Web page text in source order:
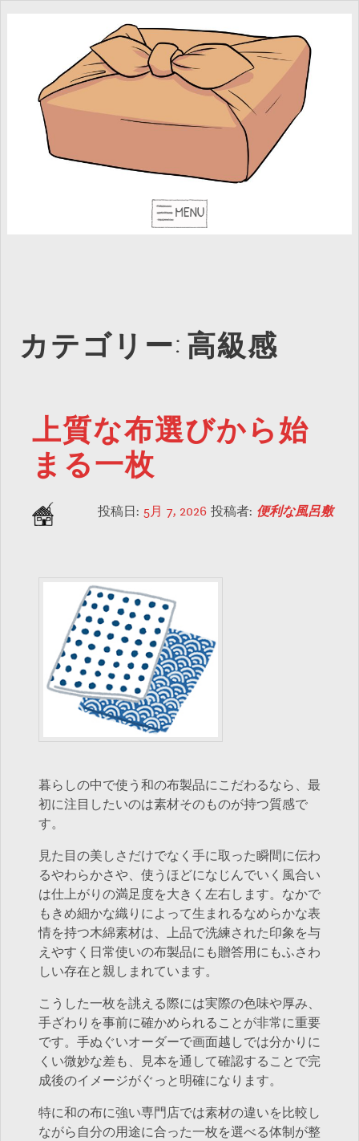
カテゴリー: 高級感
上質な布選びから始
まる一枚
投稿日: 5月 7, 2026 投稿者: 便利な風呂敷
暮らしの中で使う和の布製品にこだわるなら、最
初に注目したいのは素材そのものが持つ質感で
す。
見た目の美しさだけでなく手に取った瞬間に伝わ
るやわらかさや、使うほどになじんでいく風合い
は仕上がりの満足度を大きく左右します。なかで
もきめ細かな織りによって生まれるなめらかな表
情を持つ木綿素材は、上品で洗練された印象を与
えやすく日常使いの布製品にも贈答用にもふさわ
しい存在と親しまれています。
こうした一枚を誂える際には実際の色味や厚み、
手ざわりを事前に確かめられることが非常に重要
です。手ぬぐいオーダーで画面越しでは分かりに
くい微妙な差も、見本を通して確認することで完
成後のイメージがぐっと明確になります。
特に和の布に強い専門店では素材の違いを比較し
ながら自分の用途に合った一枚を選べる体制が整